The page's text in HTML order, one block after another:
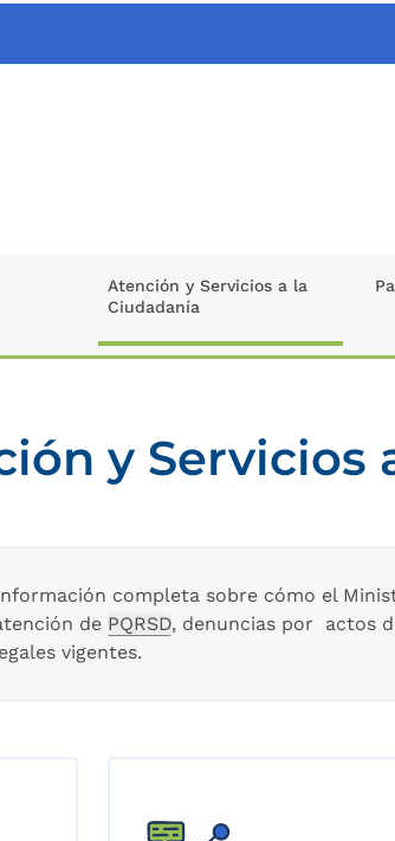
Atención y Servicios a la
Ciudadanía
y Servicios
completa sobre cómo el
de PQRSD, denuncias por actos
vigentes.